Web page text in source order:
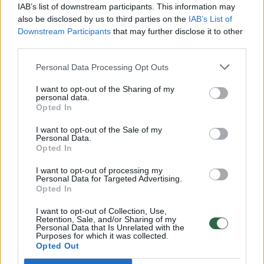
IAB’s list of downstream participants. This information may
also be disclosed by us to third parties on the IAB’s List of
Downstream Participants that may further disclose it to other
Personal Data Processing Opt Outs
I want to opt-out of the Sharing of my
personal data.
Opted In
I want to opt-out of the Sale of my
Personal Data.
Opted In
I want to opt-out of processing my
Personal Data for Targeted Advertising.
Opted In
I want to opt-out of Collection, Use,
Retention, Sale, and/or Sharing of my
Personal Data that Is Unrelated with the
Purposes for which it was collected.
Opted Out
Vaizdai iš tragiškos avarijos Vilniaus r.: dviejų moterų ir
vaiko gyvybių išgelbėti nepavyko
Lietuvos diena
32 laipsnių šilumos
Žinios | Orai
V. Zalužno pasisakymą laiko bandymu įsitvirtinti
Ukrainos politikoje: jis yra neteisus
Laidos | Nauja diena
00:00:57
Sinoptikai atsakė, kokiais orais užbaigsime darbo
savaitę: karščiai atsitrauks
Žinios | Orai